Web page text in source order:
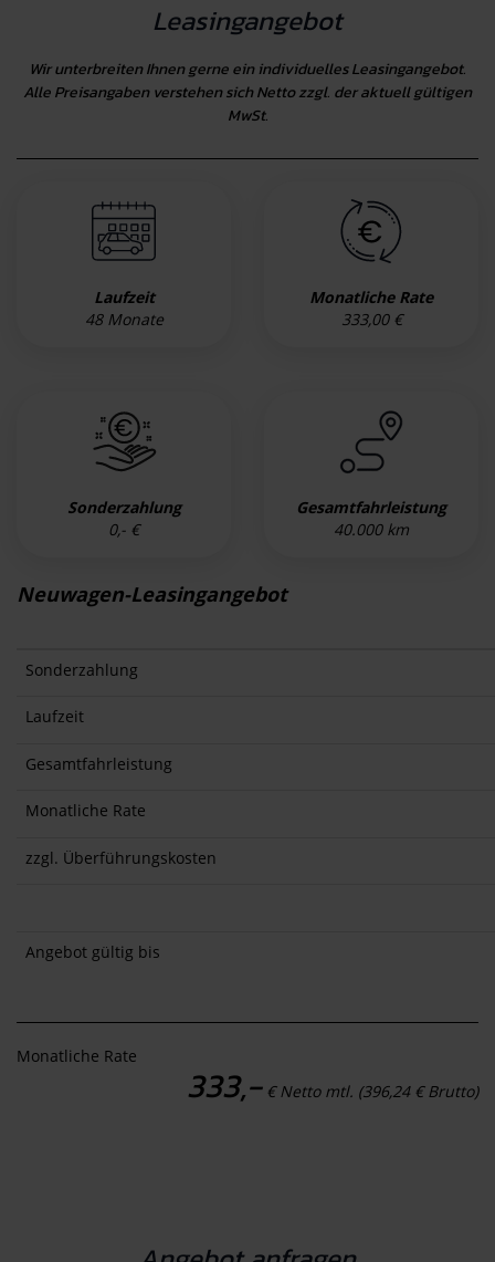
Leasingangebot
Wir unterbreiten Ihnen gerne ein individuelles Leasingangebot.
Alle Preisangaben verstehen sich Netto zzgl. der aktuell gültigen
MwSt.
Laufzeit
48 Monate
Monatliche Rate
333,00 €
Sonderzahlung
0,- €
Gesamtfahrleistung
40.000 km
Neuwagen-Leasingangebot
Sonderzahlung
Laufzeit
Gesamtfahrleistung
Monatliche Rate
zzgl. Überführungskosten
Angebot gültig bis
Monatliche Rate
333,-€ Netto mtl. (396,24 € Brutto)